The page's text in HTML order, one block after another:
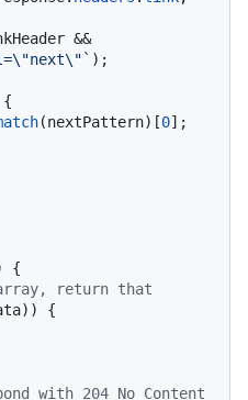
);
{
(nextPattern)[0];
{
return that
{
with 204 No Content